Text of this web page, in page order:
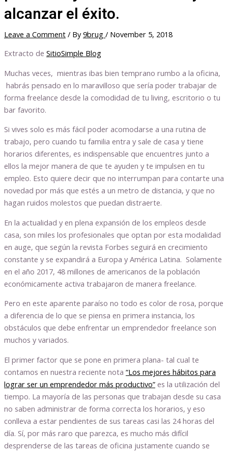
alcanzar el éxito.
Leave a Comment / By9brug / November 5, 2018
Extracto de SitioSimple Blog
Muchas veces, mientras ibas bien temprano rumbo a la oficina,
habrás pensado en lo maravilloso que sería poder trabajar de
forma freelance desde la comodidad de tu living, escritorio o tu
bar favorito.
Si vives solo es más fácil poder acomodarse a una rutina de
trabajo, pero cuando tu familia entra y sale de casa y tiene
horarios diferentes, es indispensable que encuentres junto a
ellos la mejor manera de que te ayuden y te impulsen en tu
empleo. Esto quiere decir que no interrumpan para contarte una
novedad por más que estés a un metro de distancia, y que no
hagan ruidos molestos que puedan distraerte.
En la actualidad y en plena expansión de los empleos desde
casa, son miles los profesionales que optan por esta modalidad
en auge, que según la revista Forbes seguirá en crecimiento
constante y se expandirá a Europa y América Latina. Solamente
en el año 2017, 48 millones de americanos de la población
económicamente activa trabajaron de manera freelance.
Pero en este aparente paraíso no todo es color de rosa, porque
a diferencia de lo que se piensa en primera instancia, los
obstáculos que debe enfrentar un emprendedor freelance son
muchos y variados.
El primer factor que se pone en primera plana- tal cual te
contamos en nuestra reciente nota “Los mejores hábitos para
lograr ser un emprendedor más productivo” es la utilización del
tiempo. La mayoría de las personas que trabajan desde su casa
no saben administrar de forma correcta los horarios, y eso
conlleva a estar pendientes de sus tareas casi las 24 horas del
día. Sí, por más raro que parezca, es mucho más difícil
desprenderse de las tareas de oficina justamente cuando se